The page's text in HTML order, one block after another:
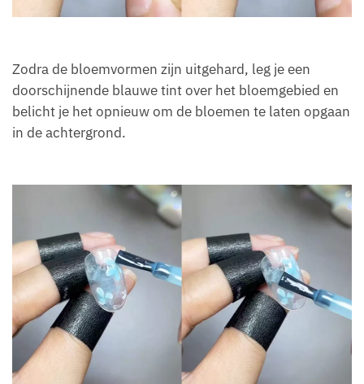
Zodra de bloemvormen zijn uitgehard, leg je een
doorschijnende blauwe tint over het bloemgebied en
belicht je het opnieuw om de bloemen te laten opgaan
in de achtergrond.